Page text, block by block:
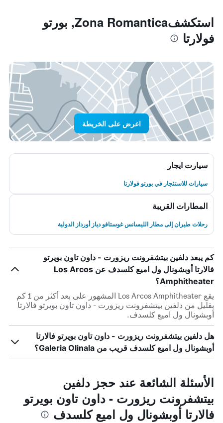
استكشفZona Romantica, بورتو
فولارتا
اعرض على الخريطة
سيارت ايجار
سيارات للاستئجار في بورتو فولارتا
المطارات القريبة
رحلات طيران إلى مطار الليسانس غوستافو دياز أورداز الدولية
كم يبعد دلفين بيتشفرونت ريزورت - داون تاون بويرتو
فالارتا أوبشونال ول اميع كلسدف عن Los Arcos
Amphitheater؟
يقع Los Arcos Amphitheater المشهور على بعد أكثر من 1 كم
بقليل من دلفين بيتشفرونت ريزورت - داون تاون بويرتو فالارتا
أوبشونال ول اميع كلسدف.
هل دلفين بيتشفرونت ريزورت - داون تاون بويرتو فالارتا
أوبشونال ول اميع كلسدف قريب من Galeria Olinala؟
الأسئلة الشائعة عند حجز دلفين
بيتشفرونت ريزورت - داون تاون بويرتو
فالارتا أوبشونال ول اميع كلسدف